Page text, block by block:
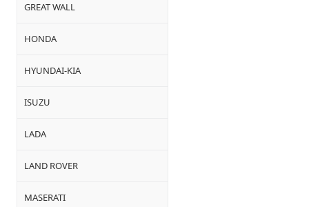
GREAT WALL
HONDA
HYUNDAI-KIA
ISUZU
LADA
LAND ROVER
MASERATI